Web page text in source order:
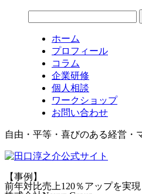
ホーム
プロフィール
コラム
企業研修
個人相談
ワークショップ
お問い合わせ
自由・平等・喜びのある経営・
【事例】
前年対比売上120％アップを実現